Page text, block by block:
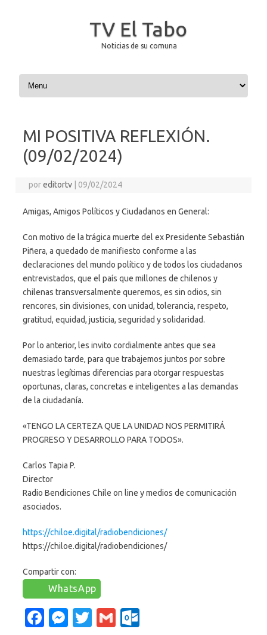
TV El Tabo
Noticias de su comuna
Saltar al contenido
MI POSITIVA REFLEXIÓN.
(09/02/2024)
poreditortv 09/02/2024
Amigas, Amigos Políticos y Ciudadanos en General:
Con motivo de la trágica muerte del ex Presidente Sebastián
Piñera, a quedado de manifiesto conforme a las
declaraciones del mundo político y de todos los ciudadanos
entrevistados, que el país que millones de chilenos y
chilenas transversalmente queremos, es sin odios, sin
rencores, sin divisiones, con unidad, tolerancia, respeto,
gratitud, equidad, justicia, seguridad y solidaridad.
Por lo anterior, les invito cordialmente antes que sea
demasiado tarde, para que trabajemos juntos por sobre
nuestras legítimas diferencias para otorgar respuestas
oportunas, claras, concretas e inteligentes a las demandas
de la ciudadanía.
«TENGO LA CERTEZA QUE LA UNIDAD NOS PERMITIRÁ
PROGRESO Y DESARROLLO PARA TODOS».
Carlos Tapia P.
Director
Radio Bendiciones Chile on line y medios de comunicación
asociados.
https://chiloe.digital/radiobendiciones/
https://chiloe.digital/radiobendiciones/
Compartir con:
WhatsApp
Fa M
T
G